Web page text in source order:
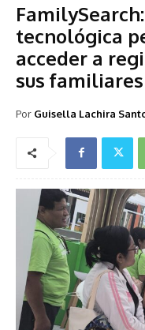
tecnológica
acceder a
sus familiares
Por Guisella Lachira